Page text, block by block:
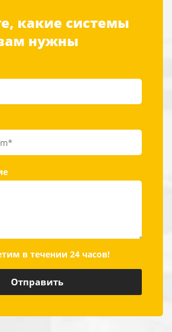
какие системы
нужны
в течении 24 часов!